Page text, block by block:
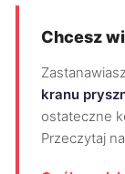
Chcesz
kranu
ostateczne
Przeczytaj